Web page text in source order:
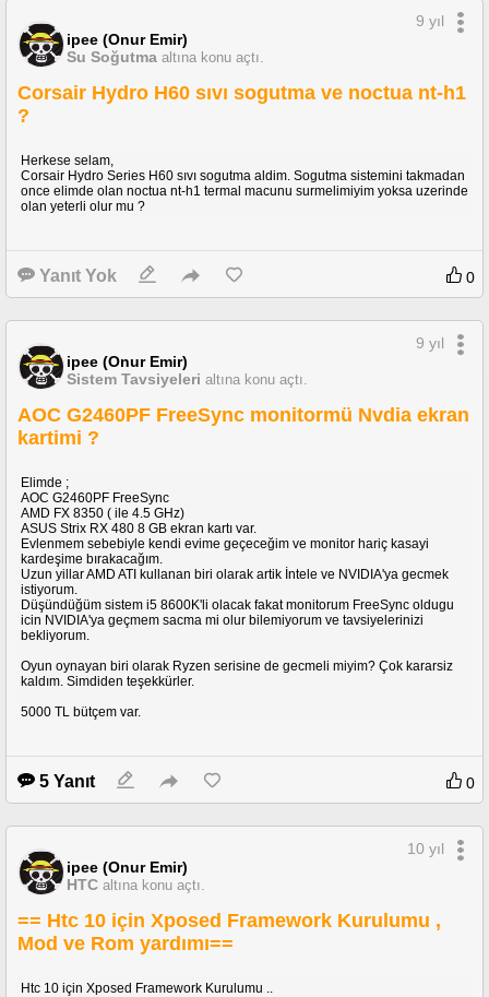
ipee (Onur Emir)
Su Soğutma altına konu açtı.
9 yıl
Corsair Hydro H60 sıvı sogutma ve noctua nt-h1
?
Herkese selam,
Corsair Hydro Series H60 sıvı sogutma aldim. Sogutma sistemini takmadan
once elimde olan noctua nt-h1 termal macunu surmelimiyim yoksa uzerinde
olan yeterli olur mu ?
Yanıt Yok 0
ipee (Onur Emir)
Sistem Tavsiyeleri altına konu açtı.
9 yıl
AOC G2460PF FreeSync monitormü Nvdia ekran
kartimi ?
Elimde ;
AOC G2460PF FreeSync
AMD FX 8350 ( ile 4.5 GHz)
ASUS Strix RX 480 8 GB ekran kartı var.
Evlenmem sebebiyle kendi evime geçeceğim ve monitor hariç kasayi
kardeşime bırakacağım.
Uzun yillar AMD ATI kullanan biri olarak artik İntele ve NVIDIA'ya gecmek
istiyorum.
Düşündüğüm sistem i5 8600K'li olacak fakat monitorum FreeSync oldugu
icin NVIDIA'ya geçmem sacma mi olur bilemiyorum ve tavsiyelerinizi
bekliyorum.
Oyun oynayan biri olarak Ryzen serisine de gecmeli miyim? Çok kararsiz
kaldım. Simdiden teşekkürler.
5000 TL bütçem var.
5 Yanıt 0
ipee (Onur Emir)
HTC altına konu açtı.
10 yıl
== Htc 10 için Xposed Framework Kurulumu ,
Mod ve Rom yardımı==
Htc 10 için Xposed Framework Kurulumu ..